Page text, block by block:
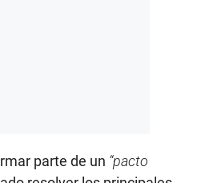
parte de un “pacto